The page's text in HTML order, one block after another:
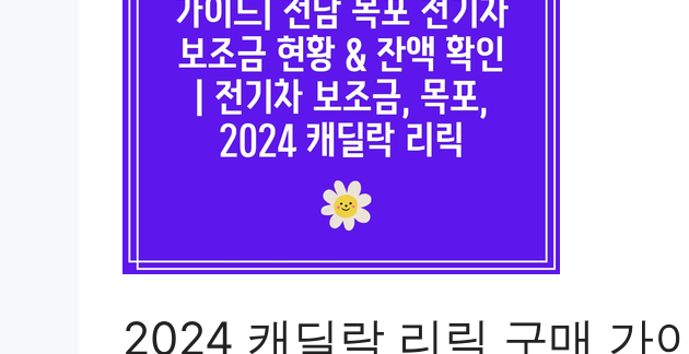
2024 캐딜락 리릭 구매 가